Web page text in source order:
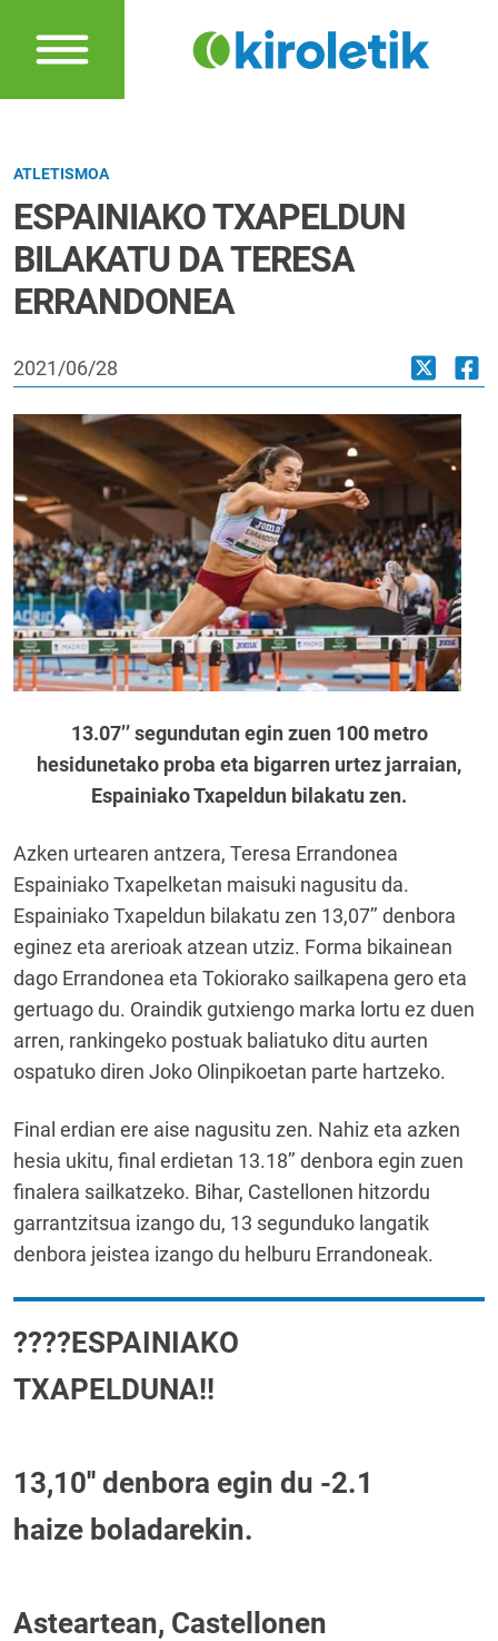
ATLETISMOA
ESPAINIAKO TXAPELDUN
BILAKATU DA TERESA
ERRANDONEA
2021/06/28
13.07’’ segundutan egin zuen 100 metro
hesidunetako proba eta bigarren urtez jarraian,
Espainiako Txapeldun bilakatu zen.
Azken urtearen antzera, Teresa Errandonea
Espainiako Txapelketan maisuki nagusitu da.
Espainiako Txapeldun bilakatu zen 13,07’’ denbora
eginez eta arerioak atzean utziz. Forma bikainean
dago Errandonea eta Tokiorako sailkapena gero eta
gertuago du. Oraindik gutxiengo marka lortu ez duen
arren, rankingeko postuak baliatuko ditu aurten
ospatuko diren Joko Olinpikoetan parte hartzeko.
Final erdian ere aise nagusitu zen. Nahiz eta azken
hesia ukitu, final erdietan 13.18’’ denbora egin zuen
finalera sailkatzeko. Bihar, Castellonen hitzordu
garrantzitsua izango du, 13 segunduko langatik
denbora jeistea izango du helburu Errandoneak.
????ESPAINIAKO
TXAPELDUNA!!
13,10'' denbora egin du -2.1
haize boladarekin.
Asteartean, Castellonen